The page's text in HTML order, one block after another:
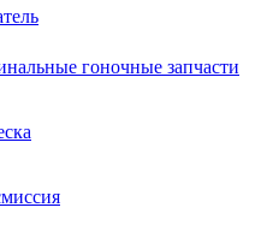
гоночные запчасти